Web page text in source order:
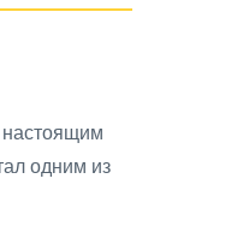
одним из